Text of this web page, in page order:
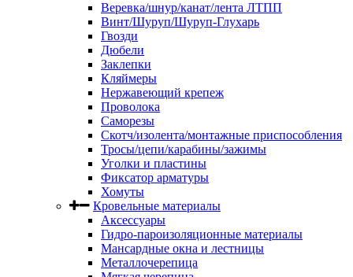
Веревка/шнур/канат/лента ЛТПП
Винт/Шуруп/Шуруп-Глухарь
Гвозди
Дюбели
Заклепки
Кляймеры
Нержавеющий крепеж
Проволока
Саморезы
Скотч/изолента/монтажные приспособления
Тросы/цепи/карабины/зажимы
Уголки и пластины
Фиксатор арматуры
Хомуты
Кровельные материалы
Аксессуары
Гидро-пароизоляционные материалы
Мансардные окна и лестницы
Металлочерепица